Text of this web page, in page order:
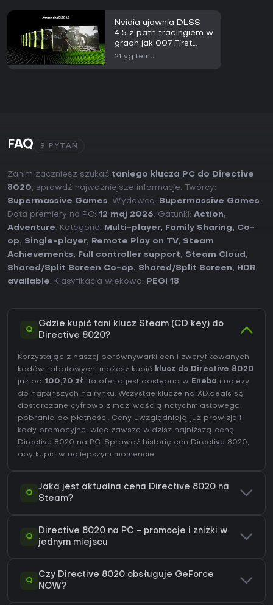
Nvidia ujawnia DLSS
4.5 z path tracingiem w
grach jak 007 First
Light i CONTROL
21tyg temu
FAQ 9 PYTAŃ
Zanim zaczniesz szukać taniego klucza PC do Directive
8020, sprawdź najważniejsze informacje. Twórcy:
Supermassive Games. Wydawca: Supermassive Games.
Data premiery na PC: 12 maj 2026. Gatunki: Action,
Adventure. Kategorie: Multi-player, Family Sharing, Co-
op, Single-player, Remote Play on TV, Steam
Achievements, Full controller support, Steam Cloud ,
Shared/Split Screen Co-op, Shared/Split Screen,
HDR
available. Klasyfikacja wiekowa: PEGI 18.
Q
Gdzie kupić tani klucz Steam (CD key) do
Directive 8020?
Korzystając z naszej porównywarki cen i zweryfikowanych
kodów rabatowych, możesz kupić klucz do Directive 8020
już od 100,70 zł. Ta oferta jest dostępna w Eneba
i należy
do najtańszych na rynku. Wszystkie klucze na XD.deals są
dostarczane cyfrowo z możliwością natychmiastowego
pobrania po płatności. Ceny uwzględniają już prowizje i
kody promocyjne, więc zawsze widzisz najniższą cenę
Directive 8020 na PC. Sprawdź historię cen Directive 8020,
aby kupić w najlepszym momencie.
Q
Jaka jest aktualna cena Directive 8020 na
Steam?
Q
Directive 8020 na PC - promocje i zniżki w
jednym miejscu
Q
Czy Directive 8020 obsługuje GeForce
NOW?